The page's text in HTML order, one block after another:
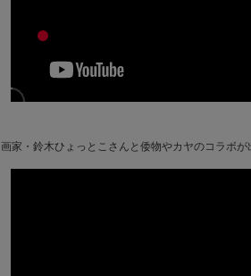
画家・鈴木ひょっとこさんと倭物やカヤのコラボが